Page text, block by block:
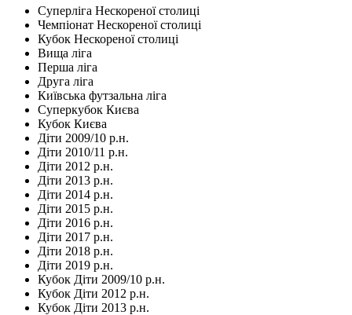
Суперліга Нескореної столиці
Чемпіонат Нескореної столиці
Кубок Нескореної столиці
Вища ліга
Перша ліга
Друга ліга
Київська футзальна ліга
Суперкубок Києва
Кубок Києва
Діти 2009/10 р.н.
Діти 2010/11 р.н.
Діти 2012 р.н.
Діти 2013 р.н.
Діти 2014 р.н.
Діти 2015 р.н.
Діти 2016 р.н.
Діти 2017 р.н.
Діти 2018 р.н.
Діти 2019 р.н.
Кубок Діти 2009/10 р.н.
Кубок Діти 2012 р.н.
Кубок Діти 2013 р.н.